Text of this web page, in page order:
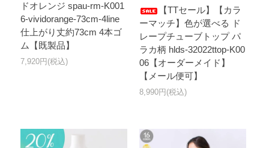
ドオレンジ spau-rm-K001
6-vividorange-73cm-4line
仕上がり丈約73cm 4本ゴ
ム【既製品】
7,920円(税込)
【TTセール】【カラ
ーマッチ】色が選べる ド
レープチューブトップ パ
ラカ柄 hlds-32022ttop-K00
06【オーダーメイド】
【メール便可】
8,990円(税込)